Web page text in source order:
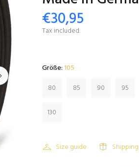
€30,95
Tax included.
Größe:105
80
85 90 95
130
Size guide Shipping